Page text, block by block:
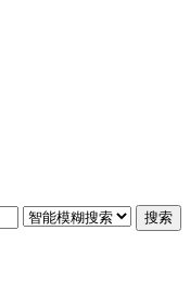
搜索